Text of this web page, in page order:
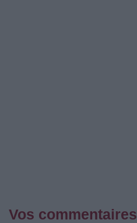
Vos commentaires